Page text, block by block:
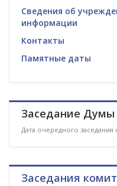
Сведения об
информации
Контакты
Памятные даты
Заседание Думы
Дата очередного заседания
Заседания